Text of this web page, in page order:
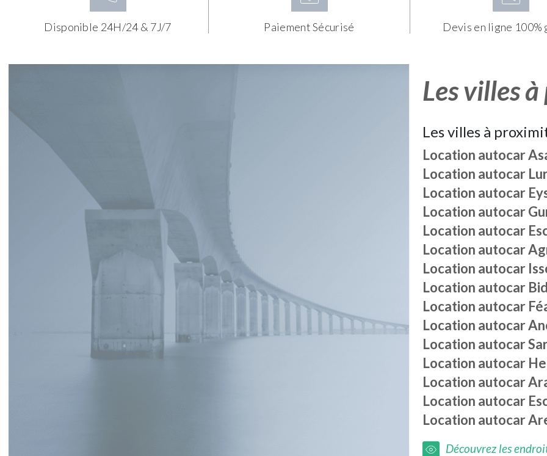
Disponible 24H/24 & 7J/7 Paiement Sécurisé Devis en ligne
Les villes
Les villes à
Location autocar
Location autocar
Location autocar
Location autocar
Location autocar
Location autocar
Location autocar
Location autocar
Location autocar
Location autocar
Location autocar
Location autocar
Location autocar
Location autocar
Location autocar
Découvrez les